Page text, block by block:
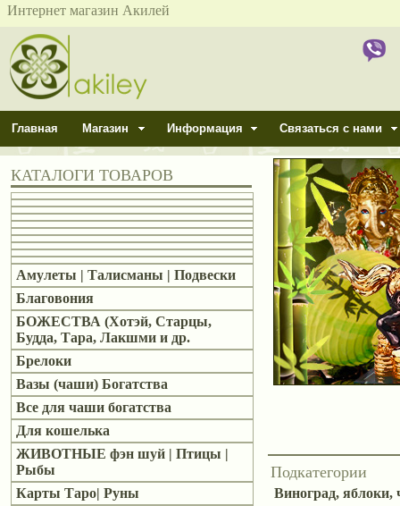
Интернет магазин Акилей
Главная Магазин Информация Связаться с нами
КАТАЛОГИ ТОВАРОВ
Амулеты | Талисманы | Подвески
Благовония
БОЖЕСТВА (Хотэй, Старцы,
Будда, Тара, Лакшми и др.
Брелоки
Вазы (чаши) Богатства
Все для чаши богатства
Для кошелька
ЖИВОТНЫЕ фэн шуй | Птицы |
Рыбы
Карты Таро| Руны
Подкатегории
Виноград, яблоки,